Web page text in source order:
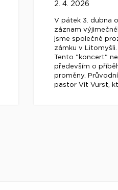
2. 4. 2026
V pátek 3. dubna
záznam
jsme společně
zámku v Litomyšli.
Tento "koncert"
především o
proměny.
pastor Vít Vurst,